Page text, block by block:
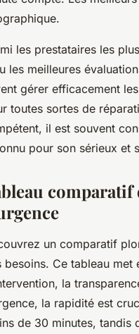
les prestataires les
les meilleures
gérer efficacement
toutes sortes de
il est souvent
pour son sérieux et
un comparatif
besoins. Ce tableau met
la
la rapidité est
de 30 minutes, tandis